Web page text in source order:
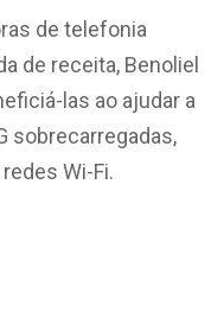
de telefonia
de receita, Benoliel
las ao ajudar a
sobrecarregadas,
Wi-Fi.